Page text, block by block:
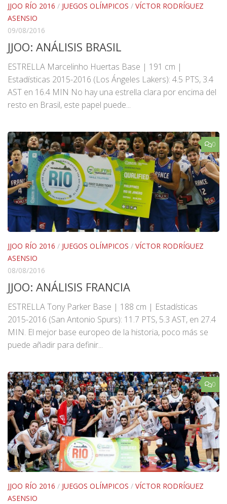
JJOO RÍO 2016 / JUEGOS OLÍMPICOS / VÍCTOR RODRÍGUEZ
ASENSIO
09/08/2016
JJOO: ANÁLISIS BRASIL
ESTRELLA Marcelinho Huertas Base | 191 cm |
Estadísticas 2015-2016 (Los Ángeles Lakers): 4.5 PTS, 3.4
AST en 16.4 MIN No hay una estrella clara por encima del
resto en Brasil, este papel puede...
0
JJOO RÍO 2016 / JUEGOS OLÍMPICOS / VÍCTOR RODRÍGUEZ
ASENSIO
08/08/2016
JJOO: ANÁLISIS FRANCIA
ESTRELLA Tony Parker Base | 188 cm | Estadísticas
2015-2016 (San Antonio Spurs): 11.7 PTS, 5.3 AST, en 27.4
MIN. El mejor base europeo de la historia, poco más se
puede añadir para definir...
0
JJOO RÍO 2016 / JUEGOS OLÍMPICOS / VÍCTOR RODRÍGUEZ
ASENSIO